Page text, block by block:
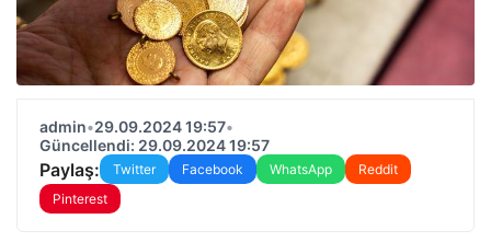
admin•29.09.2024 19:57•
Güncellendi: 29.09.2024 19:57
Paylaş: Twitter Facebook WhatsApp
Reddit
Pinterest